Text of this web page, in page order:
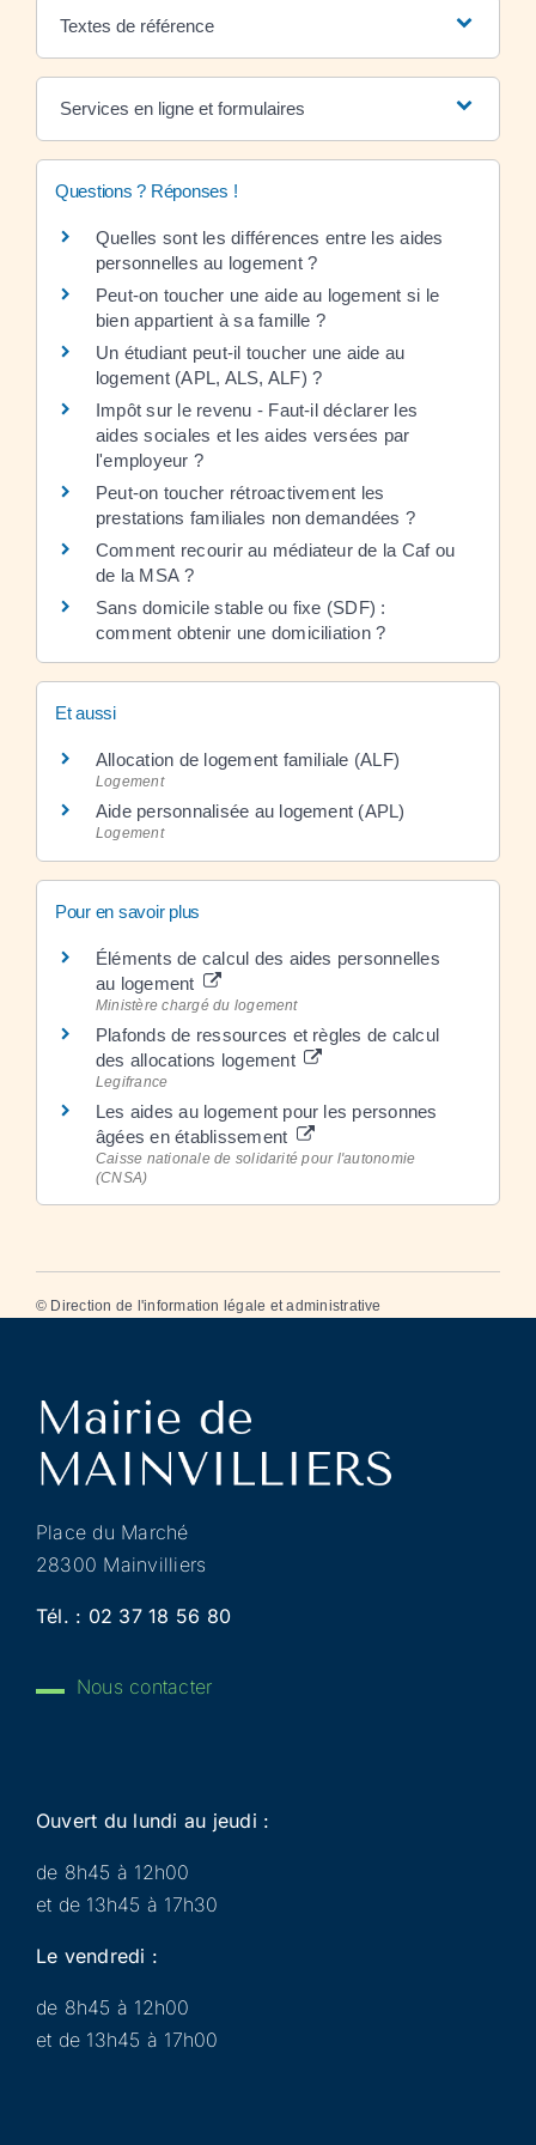
Textes de référence
Services en ligne et formulaires
Questions ? Réponses !
Quelles sont les différences entre les aides
personnelles au logement ?
Peut-on toucher une aide au logement si le
bien appartient à sa famille ?
Un étudiant peut-il toucher une aide au
logement (APL, ALS, ALF) ?
Impôt sur le revenu - Faut-il déclarer les
aides sociales et les aides versées par
l'employeur ?
Peut-on toucher rétroactivement les
prestations familiales non demandées ?
Comment recourir au médiateur de la Caf ou
de la MSA ?
Sans domicile stable ou fixe (SDF) :
comment obtenir une domiciliation ?
Et aussi
Allocation de logement familiale (ALF)
Logement
Aide personnalisée au logement (APL)
Logement
Pour en savoir plus
Éléments de calcul des aides personnelles
au logement
Ministère chargé du logement
Plafonds de ressources et règles de calcul
des allocations logement
Legifrance
Les aides au logement pour les personnes
âgées en établissement
Caisse nationale de solidarité pour l'autonomie
(CNSA)
© Direction de l'information légale et administrative
Place du Marché
28300 Mainvilliers
Tél. : 02 37 18 56 80
Nous contacter
Ouvert du lundi au jeudi :
de 8h45 à 12h00
et de 13h45 à 17h30
Le vendredi :
de 8h45 à 12h00
et de 13h45 à 17h00